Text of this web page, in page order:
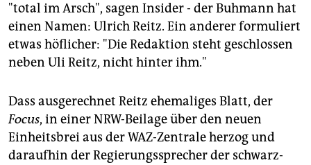
"total im Arsch", sagen Insider - der Buhmann hat
einen Namen: Ulrich Reitz. Ein anderer formuliert
etwas höflicher: "Die Redaktion steht geschlossen
neben Uli Reitz, nicht hinter ihm."
Dass ausgerechnet Reitz ehemaliges Blatt, der
Focus, in einer NRW-Beilage über den neuen
Einheitsbrei aus der WAZ-Zentrale herzog und
daraufhin der Regierungssprecher der schwarz-